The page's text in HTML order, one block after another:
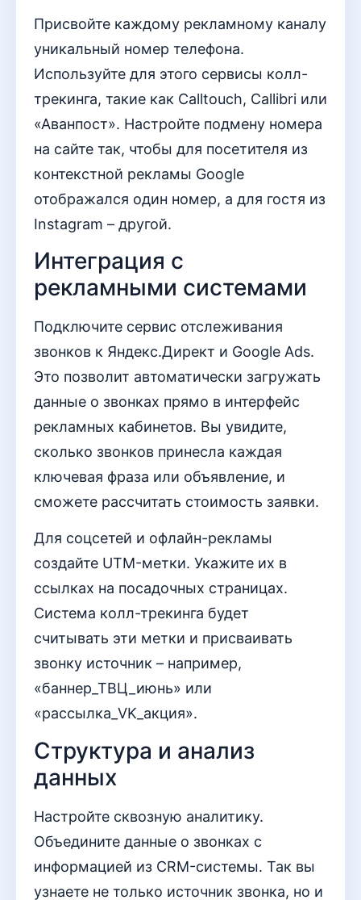
Присвойте каждому рекламному каналу
уникальный номер телефона.
Используйте для этого сервисы колл-
трекинга, такие как Calltouch, Callibri или
«Аванпост». Настройте подмену номера
на сайте так, чтобы для посетителя из
контекстной рекламы Google
отображался один номер, а для гостя из
Instagram – другой.
Интеграция с
рекламными системами
Подключите сервис отслеживания
звонков к Яндекс.Директ и Google Ads.
Это позволит автоматически загружать
данные о звонках прямо в интерфейс
рекламных кабинетов. Вы увидите,
сколько звонков принесла каждая
ключевая фраза или объявление, и
сможете рассчитать стоимость заявки.
Для соцсетей и офлайн-рекламы
создайте UTM-метки. Укажите их в
ссылках на посадочных страницах.
Система колл-трекинга будет
считывать эти метки и присваивать
звонку источник – например,
«баннер_ТВЦ_июнь» или
«рассылка_VK_акция».
Структура и анализ
данных
Настройте сквозную аналитику.
Объедините данные о звонках с
информацией из CRM-системы. Так вы
узнаете не только источник звонка, но и